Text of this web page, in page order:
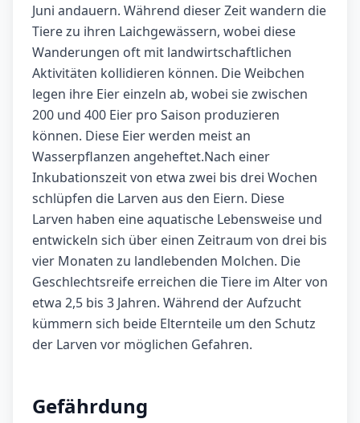
Juni andauern. Während dieser Zeit wandern die
Tiere zu ihren Laichgewässern, wobei diese
Wanderungen oft mit landwirtschaftlichen
Aktivitäten kollidieren können. Die Weibchen
legen ihre Eier einzeln ab, wobei sie zwischen
200 und 400 Eier pro Saison produzieren
können. Diese Eier werden meist an
Wasserpflanzen angeheftet.Nach einer
Inkubationszeit von etwa zwei bis drei Wochen
schlüpfen die Larven aus den Eiern. Diese
Larven haben eine aquatische Lebensweise und
entwickeln sich über einen Zeitraum von drei bis
vier Monaten zu landlebenden Molchen. Die
Geschlechtsreife erreichen die Tiere im Alter von
etwa 2,5 bis 3 Jahren. Während der Aufzucht
kümmern sich beide Elternteile um den Schutz
der Larven vor möglichen Gefahren.
Gefährdung